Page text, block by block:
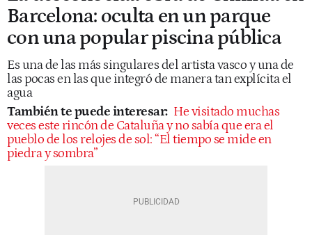
Barcelona: oculta en un parque
con una popular piscina pública
Es una de las más singulares del artista vasco y una de
las pocas en las que integró de manera tan explícita el
agua
También te puede interesar: He visitado muchas
veces este rincón de Cataluña y no sabía que era el
pueblo de los relojes de sol: “El tiempo se mide en
piedra y sombra”